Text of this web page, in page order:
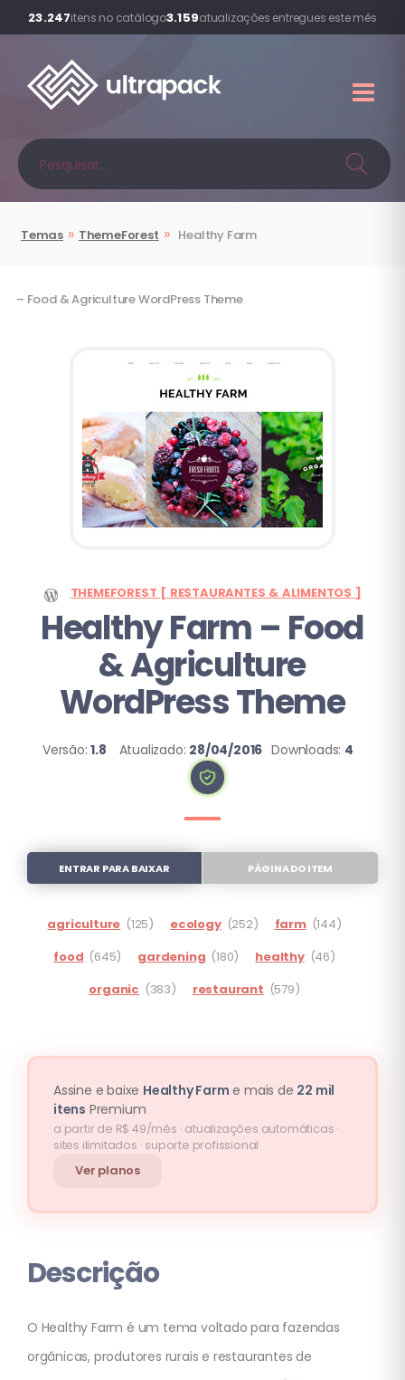
23.247itens no catálogo3.159atualizações entregues este mês
Temas » ThemeForest » Healthy Farm
– Food & Agriculture WordPress Theme
THEMEFOREST [ RESTAURANTES & ALIMENTOS ]
Healthy Farm – Food
& Agriculture
WordPress Theme
Versão:1.8 Atualizado: 28/04/2016 Downloads: 4
ENTRAR PARA BAIXAR PÁGINA DO ITEM
agriculture (125) ecology (252) farm (144)
food (645) gardening (180) healthy (46)
organic (383) restaurant (579)
Assine e baixe Healthy Farm e mais de 22 mil
itens Premium
a partir de R$ 49/mês · atualizações automáticas ·
sites ilimitados · suporte profissional
Ver planos
Descrição
O Healthy Farm é um tema voltado para fazendas
orgânicas, produtores rurais e restaurantes de